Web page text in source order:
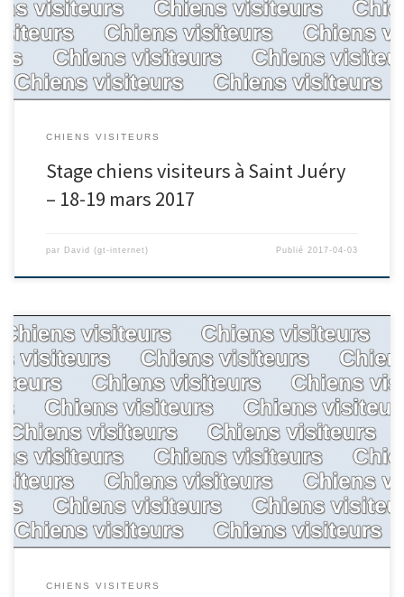
CHIENS VISITEURS
Stage chiens visiteurs à Saint Juéry
– 18-19 mars 2017
par David (gt-internet) Publié 2017-04-03
CHIENS VISITEURS